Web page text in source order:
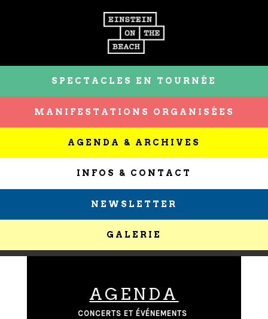
SPECTACLES EN TOURNÉE
MANIFESTATIONS ORGANISÉES
AGENDA & ARCHIVES
INFOS & CONTACT
NEWSLETTER
GALERIE
AGENDA
CONCERTS ET ÉVÉNEMENTS